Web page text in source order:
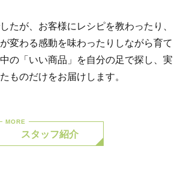
たが、お客様にレシピを教わったり、
変わる感動を味わったりしながら育て
の「いい商品」を自分の足で探し、実
ものだけをお届けします。
スタッフ紹介